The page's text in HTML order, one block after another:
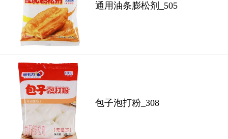
通用油条膨松剂_505
包子泡打粉_308